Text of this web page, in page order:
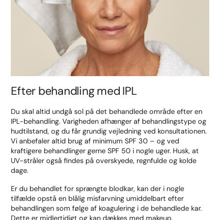
Efter behandling med IPL
Du skal altid undgå sol på det behandlede område efter en
IPL-behandling. Varigheden afhænger af behandlingstype og
hudtilstand, og du får grundig vejledning ved konsultationen.
Vi anbefaler altid brug af minimum SPF 30 – og ved
kraftigere behandlinger gerne SPF 50 i nogle uger. Husk, at
UV-stråler også findes på overskyede, regnfulde og kolde
dage.
Er du behandlet for sprængte blodkar, kan der i nogle
tilfælde opstå en blålig misfarvning umiddelbart efter
behandlingen som følge af koagulering i de behandlede kar.
Dette er midlertidigt og kan dækkes med makeup.